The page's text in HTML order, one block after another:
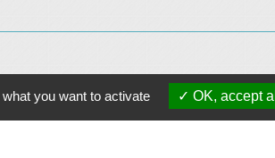
Plan/Accès
© OpenStreetMap
you want to activate OK, accept all